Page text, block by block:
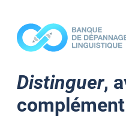
Distinguer,
complément